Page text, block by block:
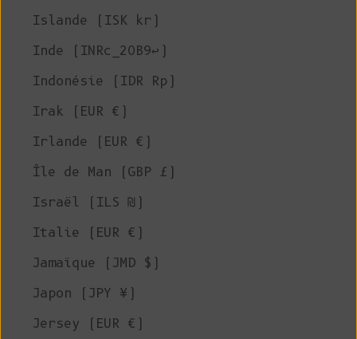
Islande (ISK kr)
Inde (INRc_20B9↩)
Indonésie (IDR Rp)
Irak (EUR €)
Irlande (EUR €)
Île de Man (GBP £)
Israël (ILS ₪)
Italie (EUR €)
Jamaïque (JMD $)
Japon (JPY ¥)
Jersey (EUR €)